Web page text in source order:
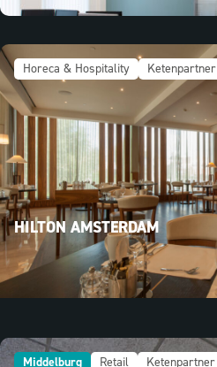
Horeca & Hospitality Ketenpartner
HILTON AMSTERDAM
Middelburg Retail Ketenpartner